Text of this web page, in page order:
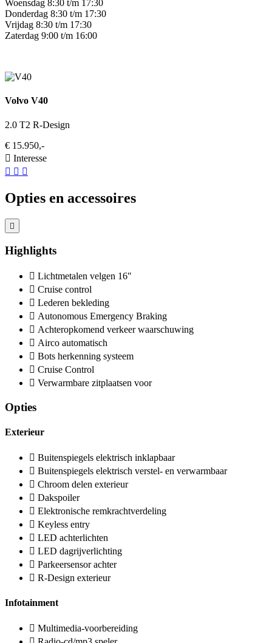
Woensdag 8:30 t/m 17:30
Donderdag 8:30 t/m 17:30
Vrijdag 8:30 t/m 17:30
Zaterdag 9:00 t/m 16:00
Volvo V40
2.0 T2 R-Design
€ 15.950,-
Interesse
Opties en accessoires
Highlights
Lichtmetalen velgen 16"
Cruise control
Lederen bekleding
Autonomous Emergency Braking
Achteropkomend verkeer waarschuwing
Airco automatisch
Bots herkenning systeem
Cruise Control
Verwarmbare zitplaatsen voor
Opties
Exterieur
Buitenspiegels elektrisch inklapbaar
Buitenspiegels elektrisch verstel- en verwarmbaar
Chroom delen exterieur
Dakspoiler
Elektronische remkrachtverdeling
Keyless entry
LED achterlichten
LED dagrijverlichting
Parkeersensor achter
R-Design exterieur
Infotainment
Multimedia-voorbereiding